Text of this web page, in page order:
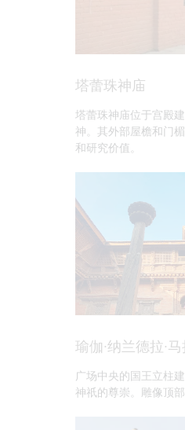
塔蕾珠神庙
塔蕾珠神庙位于宫殿
神。其外部屋檐和门
和研究价值。
瑜伽·纳兰德拉·
广场中央的国王立柱
神祇的尊崇。雕像顶